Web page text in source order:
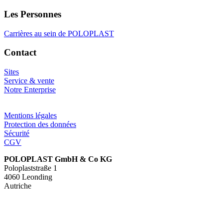
Les Personnes
Carrières au sein de POLOPLAST
Contact
Sites
Service & vente
Notre Enterprise
Mentions légales
Protection des données
Sécurité
CGV
POLOPLAST GmbH & Co KG
Poloplaststraße 1
4060 Leonding
Autriche